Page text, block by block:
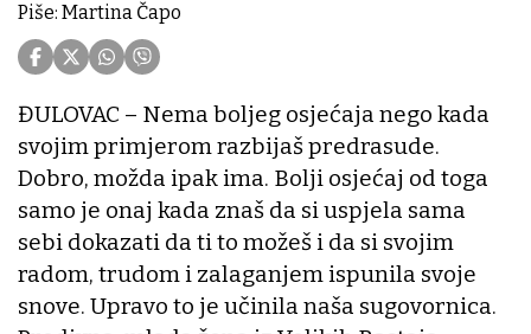
Piše: Martina Čapo
ĐULOVAC – Nema boljeg osjećaja nego kada
svojim primjerom razbijaš predrasude.
Dobro, možda ipak ima. Bolji osjećaj od toga
samo je onaj kada znaš da si uspjela sama
sebi dokazati da ti to možeš i da si svojim
radom, trudom i zalaganjem ispunila svoje
snove. Upravo to je učinila naša sugovornica.